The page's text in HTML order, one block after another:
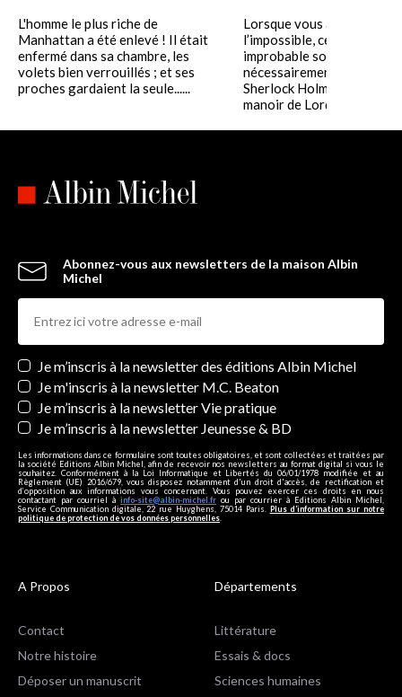
L'homme le plus riche de
Manhattan a été enlevé ! Il était
enfermé dans sa chambre, les
volets bien verrouillés ; et ses
proches gardaient la seule......
Lorsque vous avez éliminé
l’impossible, ce qui reste, si
improbable soit-il, est
nécessairement la vérité.
Sherlock Holmes Le bateau
manoir de Lord......
Abonnez-vous aux newsletters de la maison Albin
Michel
Newsletters
Je m’inscris à la newsletter des éditions Albin Michel
Je m'inscris à la newsletter M.C. Beaton
Je m’inscris à la newsletter Vie pratique
Je m’inscris à la newsletter Jeunesse & BD
Les informations dans ce formulaire sont toutes obligatoires, et sont collectées et traitées par
la société Editions Albin Michel, afin de recevoir nos newsletters au format digital si vous le
souhaitez. Conformément à la Loi Informatique et Libertés du 06/01/1978 modifiée et au
Règlement (UE) 2016/679, vous disposez notamment d'un droit d'accès, de rectification et
d’opposition aux informations vous concernant. Vous pouvez exercer ces droits en nous
contactant par courriel à info-site@albin-michel.fr ou par courrier à Editions Albin Michel,
Service Communication digitale, 22 rue Huyghens, 75014 Paris. Plus d’information sur notre
politique de protection de vos données personnelles.
A Propos
Contact
Notre histoire
Déposer un manuscrit
Départements
Littérature
Essais & docs
Sciences humaines